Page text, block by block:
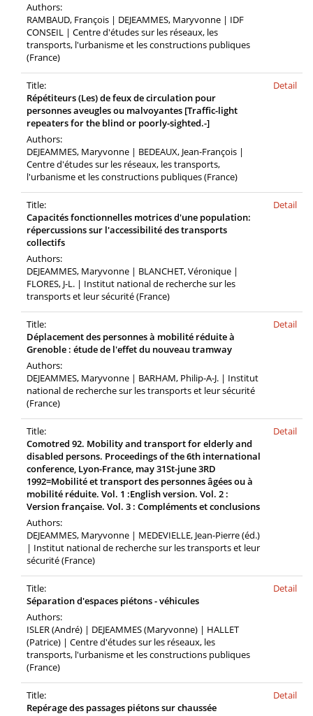
Authors:
RAMBAUD, François | DEJEAMMES, Maryvonne | IDF
CONSEIL | Centre d'études sur les réseaux, les
transports, l'urbanisme et les constructions publiques
(France)
Title:
Répétiteurs (Les) de feux de circulation pour
personnes aveugles ou malvoyantes [Traffic-light
repeaters for the blind or poorly-sighted.-]
Authors:
DEJEAMMES, Maryvonne | BEDEAUX, Jean-François |
Centre d'études sur les réseaux, les transports,
l'urbanisme et les constructions publiques (France)
Detail
Title:
Capacités fonctionnelles motrices d'une population:
répercussions sur l'accessibilité des transports
collectifs
Authors:
DEJEAMMES, Maryvonne | BLANCHET, Véronique |
FLORES, J-L. | Institut national de recherche sur les
transports et leur sécurité (France)
Detail
Title:
Déplacement des personnes à mobilité réduite à
Grenoble : étude de l'effet du nouveau tramway
Authors:
DEJEAMMES, Maryvonne | BARHAM, Philip-A-J. | Institut
national de recherche sur les transports et leur sécurité
(France)
Detail
Title:
Comotred 92. Mobility and transport for elderly and
disabled persons. Proceedings of the 6th international
conference, Lyon-France, may 31St-june 3RD
1992=Mobilité et transport des personnes âgées ou à
mobilité réduite. Vol. 1 :English version. Vol. 2 :
Version française. Vol. 3 : Compléments et conclusions
Authors:
DEJEAMMES, Maryvonne | MEDEVIELLE, Jean-Pierre (éd.)
| Institut national de recherche sur les transports et leur
sécurité (France)
Detail
Title:
Séparation d'espaces piétons - véhicules
Authors:
ISLER (André) | DEJEAMMES (Maryvonne) | HALLET
(Patrice) | Centre d'études sur les réseaux, les
transports, l'urbanisme et les constructions publiques
(France)
Detail
Title:
Repérage des passages piétons sur chaussée
Detail